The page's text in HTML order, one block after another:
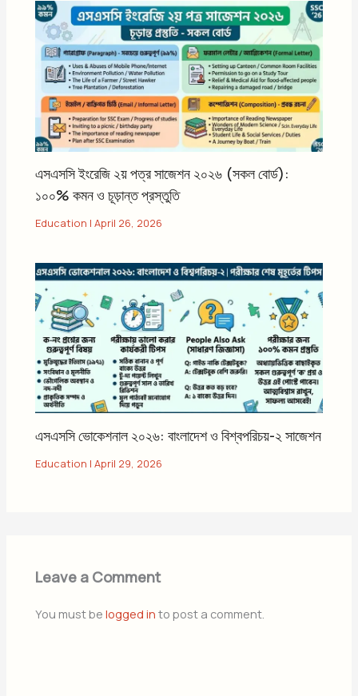
এসএসসি ইংরেজি ২য় পত্র সাজেশন ২০২৬ (সকল বোর্ড):
১০০% কমন ও চূড়ান্ত প্রস্তুতি
Education |April 26, 2026
এসএসসি ভোকেশনাল ২০২৬: বাংলাদেশ ও বিশ্বপরিচয়-২ সাজেশন
Education |April 29, 2026
Leave a Comment
You must belogged in to post a comment.